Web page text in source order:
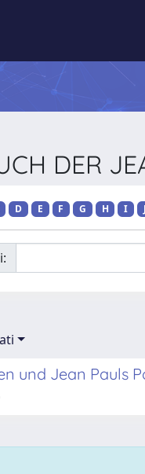
DER
D E F G H I J
und Jean Pauls